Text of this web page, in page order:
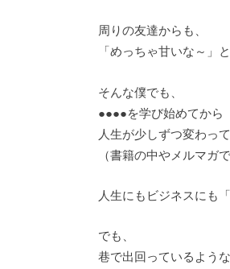
周りの友達からも、
「めっちゃ甘いな～」
そんな僕でも、
●●●●を学び始めてから
人生が少しずつ変わっ
（書籍の中やメルマガ
人生にもビジネスにも
でも、
巷で出回っているよう